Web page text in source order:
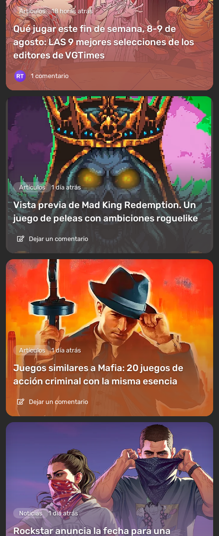
Artículos 18 horas atrás
Qué jugar este fin de semana, 8-9 de
agosto: LAS 9 mejores selecciones de los
editores de VGTimes
1 comentario
Artículos 1 día atrás
Vista previa de Mad King Redemption. Un
juego de peleas con ambiciones roguelike
Dejar un comentario
Artículos 1 día atrás
Juegos similares a Mafia: 20 juegos de
acción criminal con la misma esencia
Dejar un comentario
Noticias 1 día atrás
Rockstar anuncia la fecha para una